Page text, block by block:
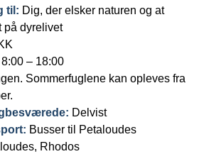
til: Dig, der elsker naturen og at
på dyrelivet
8:00 – 18:00
Sommerfuglene kan opleves fra
Delvist
Busser til Petaloudes
Rhodos